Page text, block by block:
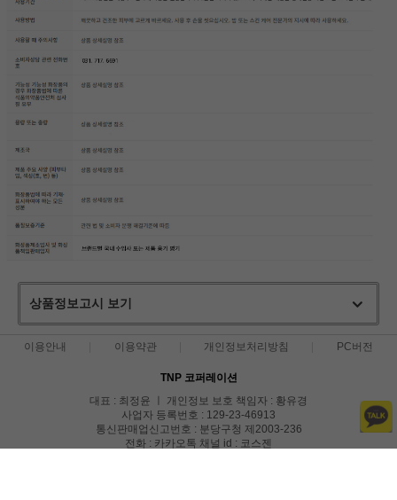
상품정보고시 보기
이용안내 이용약관 개인정보처리방침 PC버전
TNP 코퍼레이션
대표 : 최정윤 ㅣ 개인정보 보호 책임자 : 황유경
사업자 등록번호 : 129-23-46913
통신판매업신고번호 : 분당구청 제2003-236
전화 : 카카오톡 채널 id : 코스젠